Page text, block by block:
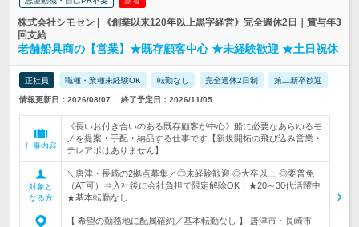
株式会社シモセン | 《創業以来120年以上黒字経営》完全週休2日｜賞与年3
回支給
老舗船具商の【営業】★既存顧客中心 ★未経験歓迎 ★土日祝休
正社員 職種・業種未経験OK 転勤なし 完全週休2日制 第二新卒歓迎
情報更新日：2026/08/07 終了予定日：2026/11/05
仕事内容
《長いお付き合いのある既存顧客が中心》船に必要なあらゆるモ
ノを提案・手配・納品する仕事です【新規開拓の飛び込み営業・
テレアポはありません】
対象と
なる方
＼唐津・長崎の2拠点募集／◎未経験歓迎 ◎大卒以上 ◎要普免
（AT可）⇒入社後に会社負担で限定解除OK！★20～30代活躍中
★基本転勤なし
【 希望の勤務地に配属確約／基本転勤なし 】 唐津市・長崎市